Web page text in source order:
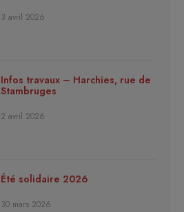
3 avril 2026
Infos travaux – Harchies, rue de
Stambruges
2 avril 2026
Été solidaire 2026
30 mars 2026